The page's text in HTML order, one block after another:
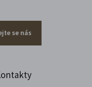
se nás